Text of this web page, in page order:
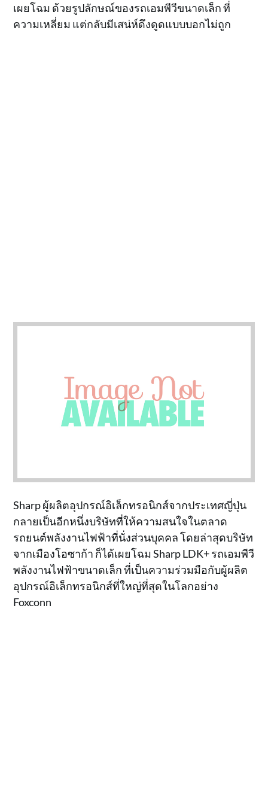
เผยโฉม ด้วยรูปลักษณ์ของรถเอมพีวีขนาดเล็ก ที่
ความเหลี่ยม แต่กลับมีเสน่ห์ดึงดูดแบบบอกไม่ถูก
Sharp ผู้ผลิตอุปกรณ์อิเล็กทรอนิกส์จากประเทศญี่ปุ่น
กลายเป็นอีกหนึ่งบริษัทที่ให้ความสนใจในตลาด
รถยนต์พลังงานไฟฟ้าที่นั่งส่วนบุคคล โดยล่าสุดบริษัท
จากเมืองโอซาก้า ก็ได้เผยโฉม Sharp LDK+ รถเอมพีวี
พลังงานไฟฟ้าขนาดเล็ก ที่เป็นความร่วมมือกับผู้ผลิต
อุปกรณ์อิเล็กทรอนิกส์ที่ใหญ่ที่สุดในโลกอย่าง
Foxconn